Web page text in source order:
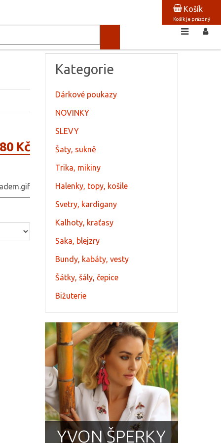
Košík
Košík je prázdný
Kč
Kategorie
Dárkové poukazy
NOVINKY
SLEVY
Šaty, sukně
Trika, mikiny
Halenky, topy, košile
Svetry, kardigany
Kalhoty, kraťasy
Saka, blejzry
Bundy, kabáty, vesty
Šátky, šály, čepice
Bižuterie
YVON ŠPERKY